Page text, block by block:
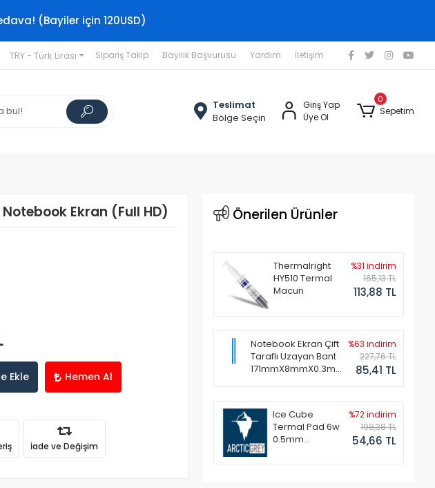
(Bayiler için 120USD)
TRY - Türk Lirası Sipariş Takip Bayilik Başvurusu Yardım İletişim
Teslimat
Bölge Seçin
Giriş Yap
Üye Ol
0
Sepetim
Notebook Ekran (Full HD)
Ekle Hemen Al
İade ve Değişim
Önerilen Ürünler
Thermalright
HY510 Termal
Macun
%31 indirim
165,13 TL
113,88 TL
Notebook Ekran Çift
Taraflı Uzayan Bant
171mmX8mmX0.3mm
%63 indirim
227,76 TL
85,41 TL
Ice Cube
Termal Pad 6w
0.5mm
%72 indirim
198,38 TL
54,66 TL